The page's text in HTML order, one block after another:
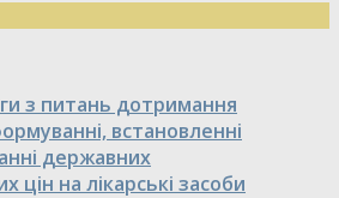
з питань дотримання
встановленні
державних
цін на лікарські засоби